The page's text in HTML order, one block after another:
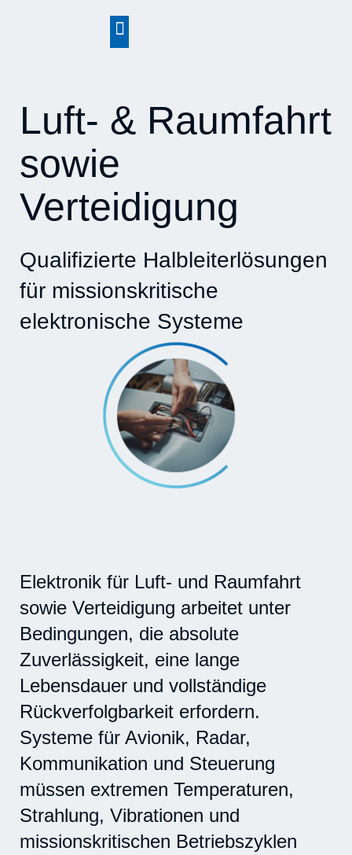
Luft- & Raumfahrt
sowie
Verteidigung
Qualifizierte Halbleiterlösungen
für missionskritische
elektronische Systeme
Elektronik für Luft- und Raumfahrt
sowie Verteidigung arbeitet unter
Bedingungen, die absolute
Zuverlässigkeit, eine lange
Lebensdauer und vollständige
Rückverfolgbarkeit erfordern.
Systeme für Avionik, Radar,
Kommunikation und Steuerung
müssen extremen Temperaturen,
Strahlung, Vibrationen und
missionskritischen Betriebszyklen